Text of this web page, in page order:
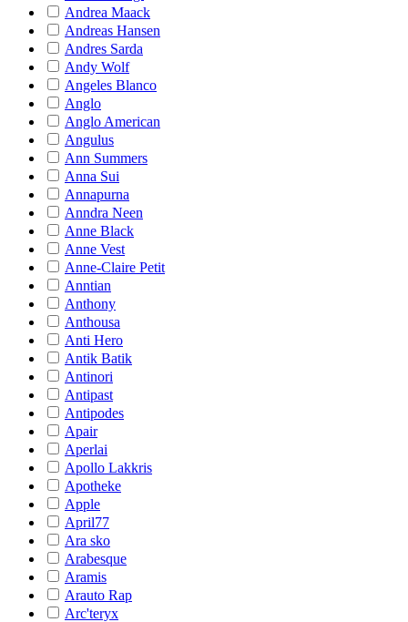
Andrea Maack
Andreas Hansen
Andres Sarda
Andy Wolf
Angeles Blanco
Anglo
Anglo American
Angulus
Ann Summers
Anna Sui
Annapurna
Anndra Neen
Anne Black
Anne Vest
Anne-Claire Petit
Anntian
Anthony
Anthousa
Anti Hero
Antik Batik
Antinori
Antipast
Antipodes
Apair
Aperlai
Apollo Lakkris
Apotheke
Apple
April77
Ara sko
Arabesque
Aramis
Arauto Rap
Arc'teryx